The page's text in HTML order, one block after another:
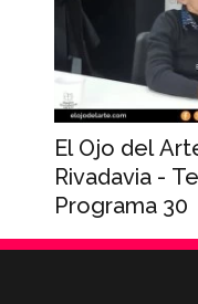
El Ojo del
Rivadavia -
Programa 30